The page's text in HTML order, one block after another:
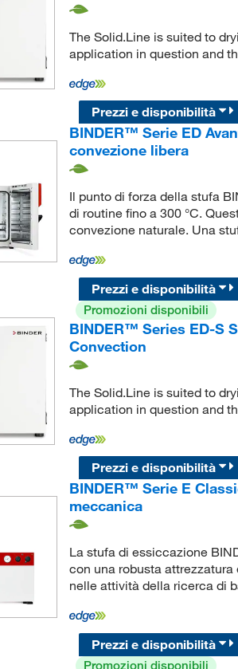
The Solid.Line is suited to
application in question and
Prezzi e disponibilità
BINDER™ Serie ED
convezione libera
Il punto di forza della stufa
di routine fino a 300 °C.
convezione naturale. Una
Prezzi e disponibilità
Promozioni disponibili
BINDER™ Series ED-S
Convection
The Solid.Line is suited to
application in question and
Prezzi e disponibilità
BINDER™ Serie E
meccanica
La stufa di essiccazione
con una robusta
nelle attività della ricerca di
Prezzi e disponibilità
Promozioni disponibili